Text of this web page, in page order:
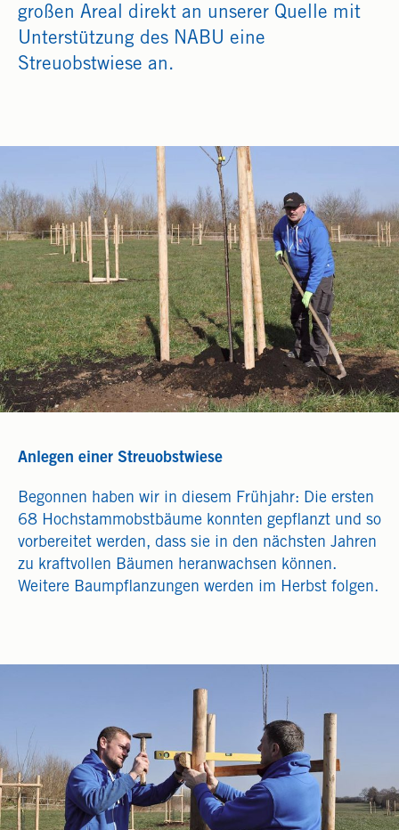
großen Areal direkt an unserer Quelle mit
Unterstützung des NABU eine
Streuobstwiese an.
Anlegen einer Streuobstwiese
Begonnen haben wir in diesem Frühjahr: Die ersten
68 Hochstammobstbäume konnten gepflanzt und so
vorbereitet werden, dass sie in den nächsten Jahren
zu kraftvollen Bäumen heranwachsen können.
Weitere Baumpflanzungen werden im Herbst folgen.